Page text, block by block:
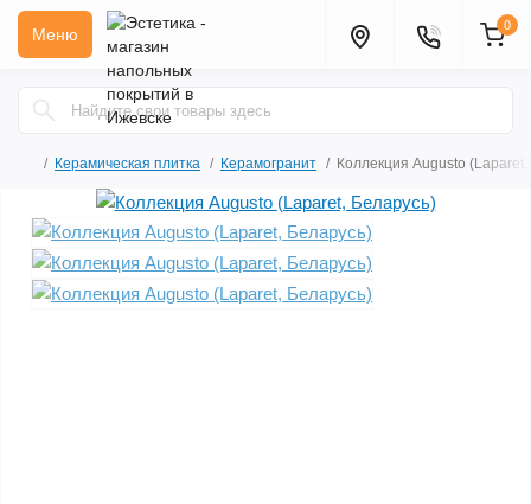
Меню 0
Керамическая плитка Керамогранит Коллекция Augusto